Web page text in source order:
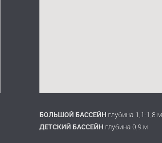
БОЛЬШОЙ БАССЕЙН глубина 1,1-1,8 м
ДЕТСКИЙ БАССЕЙН глубина 0,9 м